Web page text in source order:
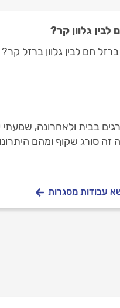
לבין גלוון קר?
ברזל חם לבין גלוון ברזל
בבית ולאחרונה,
זה סורג שקוף ומהם
עבודות מסגרות